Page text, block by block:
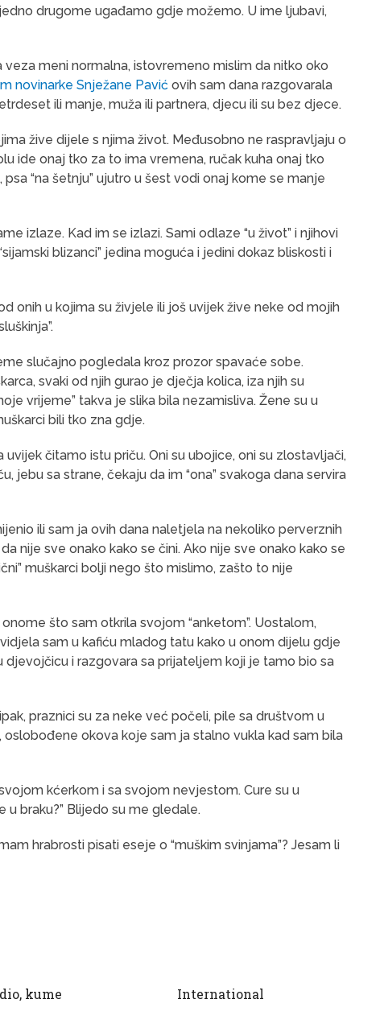
drugome ugađamo gdje možemo. U ime ljubavi,
veza meni normalna, istovremeno mislim da nitko oko
novinarke Snježane Pavić ovih sam dana razgovarala
ili manje, muža ili partnera, djecu ili su bez djece.
žive dijele s njima život. Međusobno ne raspravljaju o
ide onaj tko za to ima vremena, ručak kuha onaj tko
“na šetnju” ujutro u šest vodi onaj kome se manje
izlaze. Kad im se izlazi. Sami odlaze “u život” i njihovi
blizanci” jedina moguća i jedini dokaz bliskosti i
onih u kojima su živjele ili još uvijek žive neke od mojih
slučajno pogledala kroz prozor spavaće sobe.
svaki od njih gurao je dječja kolica, iza njih su
vrijeme” takva je slika bila nezamisliva. Žene su u
bili tko zna gdje.
čitamo istu priču. Oni su ubojice, oni su zlostavljači,
jebu sa strane, čekaju da im “ona” svakoga dana servira
ili sam ja ovih dana naletjela na nekoliko perverznih
nije sve onako kako se čini. Ako nije sve onako kako se
muškarci bolji nego što mislimo, zašto to nije
što sam otkrila svojom “anketom”. Uostalom,
sam u kafiću mladog tatu kako u onom dijelu gdje
djevojčicu i razgovara sa prijateljem koji je tamo bio sa
praznici su za neke već počeli, pile sa društvom u
okova koje sam ja stalno vukla kad sam bila
kćerkom i sa svojom nevjestom. Cure su u
braku?” Blijedo su me gledale.
hrabrosti pisati eseje o “muškim svinjama”? Jesam li
kume International